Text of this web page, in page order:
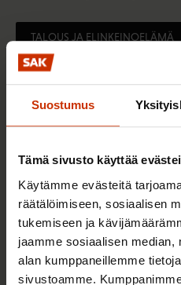
Suostumus
Tämä sivusto käyttää
Käytämme evästeitä
räätälöimiseen, sosiaalisen
tukemiseen ja
jaamme sosiaalisen median,
alan kumppaneillemme
sivustoamme.
TALOUS JA ELINKEINOELÄMÄ
1.5.2016Lauri Lyly